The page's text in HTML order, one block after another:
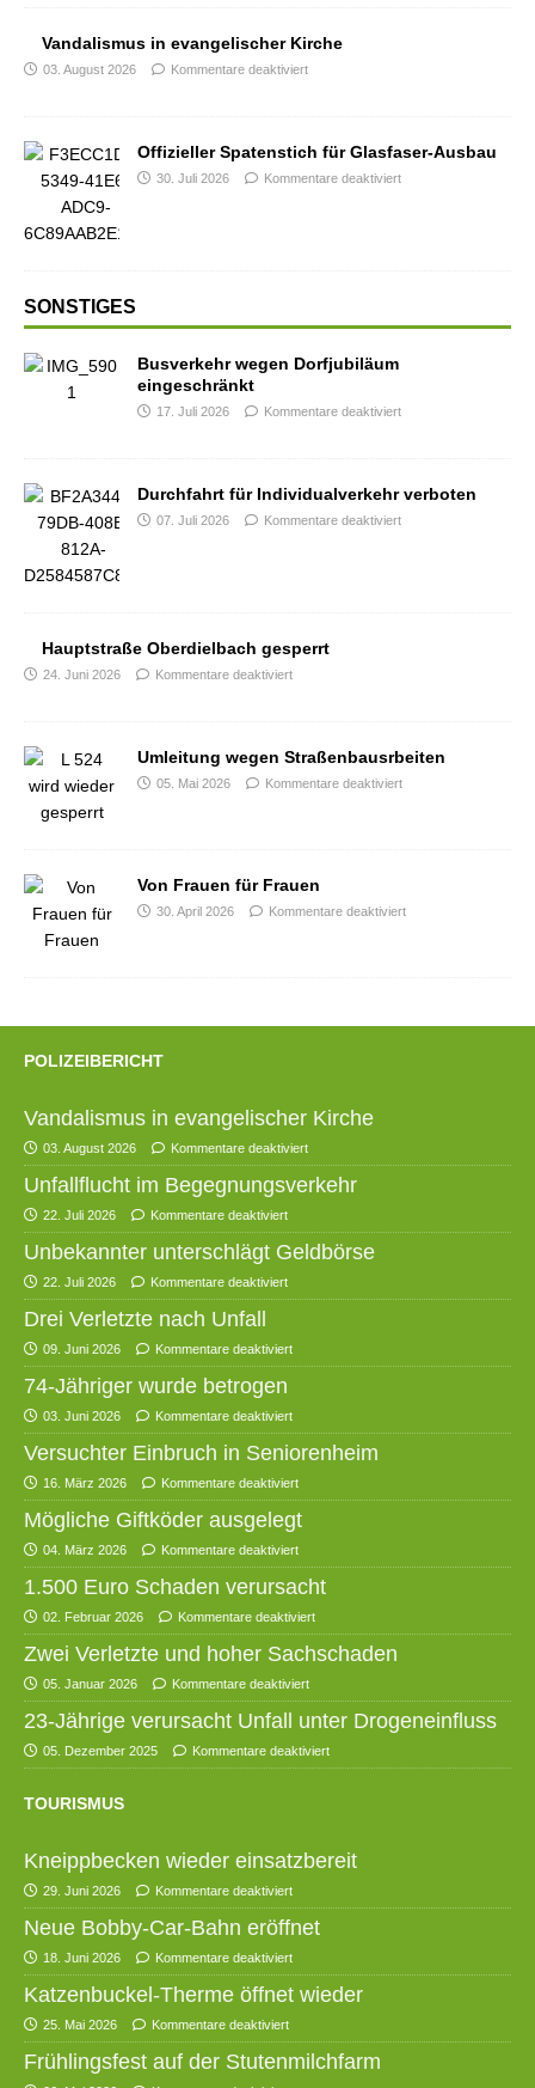
Vandalismus in evangelischer Kirche
03. August 2026 Kommentare deaktiviert
Offizieller Spatenstich für Glasfaser-Ausbau
30. Juli 2026 Kommentare deaktiviert
SONSTIGES
Busverkehr wegen Dorfjubiläum
eingeschränkt
17. Juli 2026 Kommentare deaktiviert
Durchfahrt für Individualverkehr verboten
07. Juli 2026 Kommentare deaktiviert
Hauptstraße Oberdielbach gesperrt
24. Juni 2026 Kommentare deaktiviert
Umleitung wegen Straßenbausrbeiten
05. Mai 2026 Kommentare deaktiviert
Von Frauen für Frauen
30. April 2026 Kommentare deaktiviert
POLIZEIBERICHT
Vandalismus in evangelischer Kirche
03. August 2026 Kommentare deaktiviert
Unfallflucht im Begegnungsverkehr
22. Juli 2026 Kommentare deaktiviert
Unbekannter unterschlägt Geldbörse
22. Juli 2026 Kommentare deaktiviert
Drei Verletzte nach Unfall
09. Juni 2026 Kommentare deaktiviert
74-Jähriger wurde betrogen
03. Juni 2026 Kommentare deaktiviert
Versuchter Einbruch in Seniorenheim
16. März 2026 Kommentare deaktiviert
Mögliche Giftköder ausgelegt
04. März 2026 Kommentare deaktiviert
1.500 Euro Schaden verursacht
02. Februar 2026 Kommentare deaktiviert
Zwei Verletzte und hoher Sachschaden
05. Januar 2026 Kommentare deaktiviert
23-Jährige verursacht Unfall unter Drogeneinfluss
05. Dezember 2025 Kommentare deaktiviert
TOURISMUS
Kneippbecken wieder einsatzbereit
29. Juni 2026 Kommentare deaktiviert
Neue Bobby-Car-Bahn eröffnet
18. Juni 2026 Kommentare deaktiviert
Katzenbuckel-Therme öffnet wieder
25. Mai 2026 Kommentare deaktiviert
Frühlingsfest auf der Stutenmilchfarm